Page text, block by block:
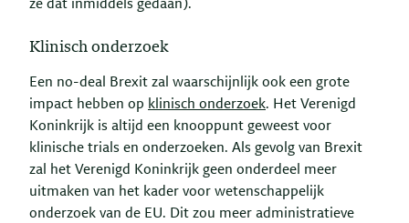
ze dat inmiddels gedaan).
Klinisch onderzoek
Een no-deal Brexit zal waarschijnlijk ook een grote
impact hebben op klinisch onderzoek. Het Verenigd
Koninkrijk is altijd een knooppunt geweest voor
klinische trials en onderzoeken. Als gevolg van Brexit
zal het Verenigd Koninkrijk geen onderdeel meer
uitmaken van het kader voor wetenschappelijk
onderzoek van de EU. Dit zou meer administratieve